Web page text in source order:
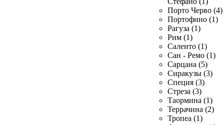
Порто Черво (4)
Портофино (1)
Рагуза (1)
Рим (1)
Саленто (1)
Сан - Ремо (1)
Сарцана (5)
Сиракузы (3)
Специя (3)
Стреза (3)
Таормина (1)
Террачина (2)
Тропеа (1)